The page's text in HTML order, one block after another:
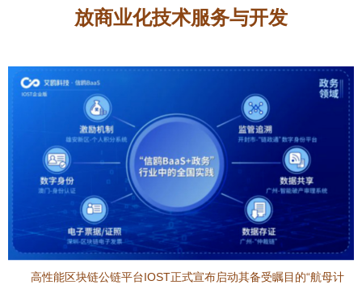
放商业化技术服务与开发
高性能区块链公链平台IOST正式宣布启动其备受瞩目的“航母计